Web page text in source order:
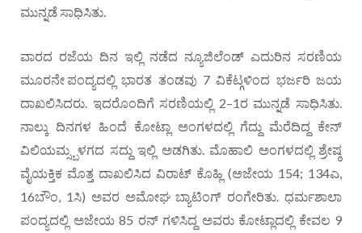
ಮುನ್ನಡೆ ಸಾಧಿಸಿತು.
ವಾರದ ರಜೆಯ ದಿನ ಇಲ್ಲಿ ನಡೆದ ನ್ಯೂಜಿಲೆಂಡ್ ಎದುರಿನ ಸರಣಿಯ
ಮೂರನೇ ಪಂದ್ಯದಲ್ಲಿ ಭಾರತ ತಂಡವು 7 ವಿಕೆಟ್ಗಳಿಂದ ಭರ್ಜರಿ ಜಯ
ದಾಖಲಿಸಿದರು. ಇದರೊಂದಿಗೆ ಸರಣಿಯಲ್ಲಿ 2–1ರ ಮುನ್ನಡೆ ಸಾಧಿಸಿತು.
ನಾಲ್ಕು ದಿನಗಳ ಹಿಂದೆ ಕೋಟ್ಲಾ ಅಂಗಳದಲ್ಲಿ ಗೆದ್ದು ಮೆರೆದಿದ್ದ ಕೇನ್
ವಿಲಿಯಮ್ಸ್ಬಳಗದ ಸದ್ದು ಇಲ್ಲಿ ಅಡಗಿತು. ಮೊಹಾಲಿ ಅಂಗಳದಲ್ಲಿ ಶ್ರೇಷ್ಠ
ವೈಯಕ್ತಿಕ ಮೊತ್ತ ದಾಖಲಿಸಿದ ವಿರಾಟ್ ಕೊಹ್ಲಿ (ಅಜೇಯ 154; 134ಎ,
16ಬೌಂ, 1ಸಿ) ಅವರ ಅಮೋಘ ಬ್ಯಾಟಿಂಗ್ ರಂಗೇರಿತು. ಧರ್ಮಶಾಲಾ
ಪಂದ್ಯದಲ್ಲಿ ಅಜೇಯ 85 ರನ್ ಗಳಿಸಿದ್ದ ಅವರು ಕೋಟ್ಲಾದಲ್ಲಿ ಕೇವಲ 9